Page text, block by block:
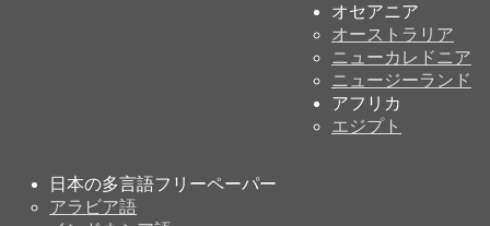
オセアニア
オーストラリア
ニューカレドニア
ニュージーランド
アフリカ
エジプト
日本の多言語フリーペーパー
アラビア語